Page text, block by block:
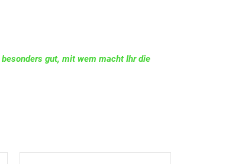
gut, mit wem macht Ihr die